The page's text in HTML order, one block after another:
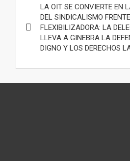
entradas
LA OIT SE CONVIERTE EN
DEL SINDICALISMO
FLEXIBILIZADORA: LA
LLEVA A GINEBRA LA
DIGNO Y LOS DERECHOS